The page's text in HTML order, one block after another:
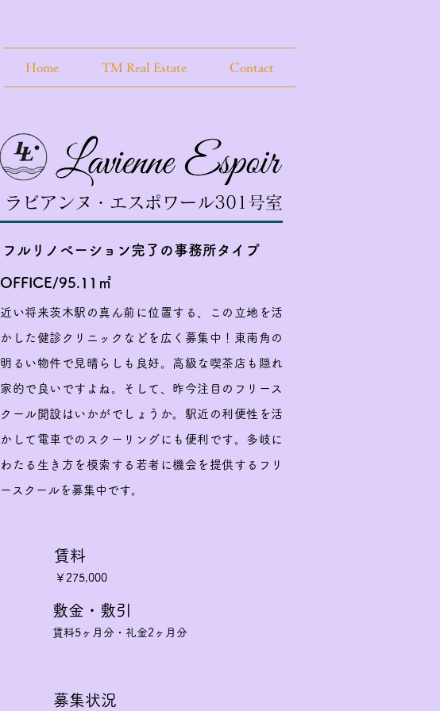
Home TM Real Estate Contact
ラビアンヌ・エスポワール301号室
フルリノベーション完了の事務所タイプ
OFFICE/95.11㎡
近い将来茨木駅の真ん前に位置する、この立地を活
かした健診クリニックなどを広く募集中！東南角の
明るい物件で見晴らしも良好。高級な喫茶店も隠れ
家的で良いですよね。そして、昨今注目のフリース
クール開設はいかがでしょうか。駅近の利便性を活
かして電車でのスクーリングにも便利です。多岐に
わたる生き方を模索する若者に機会を提供するフリ
ースクールを募集中です。
賃料
￥275,000
敷金・敷引
賃料5ヶ月分・礼金2ヶ月分
​募集状況